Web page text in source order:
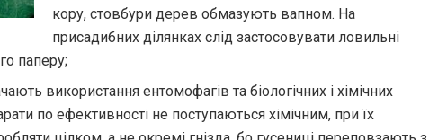
кору, стовбури дерев обмазують вапном. На
присадибних ділянках слід застосовувати ловильні
паперу;
використання ентомофагів та біологічних і хімічних
по ефективності не поступаються хімічним, при їх